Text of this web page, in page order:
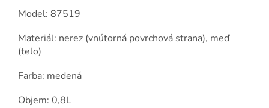
Model: 87519
Materiál: nerez (vnútorná povrchová strana), meď
(telo)
Farba: medená
Objem: 0,8L